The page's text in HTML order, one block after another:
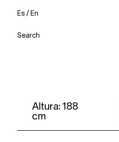
Es /En
Search
Altura: 188
cm